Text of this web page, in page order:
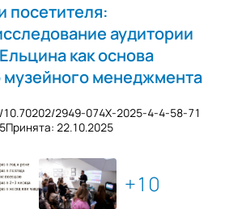
посетителя:
аудитории
как основа
менеджмента
10.70202/2949-074X-2025-4-4-58-71
Принята: 22.10.2025
10